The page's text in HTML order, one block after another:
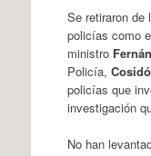
Se retiraron de
policías como
ministro
Policía, Cosidó
policías que
investigación
No han